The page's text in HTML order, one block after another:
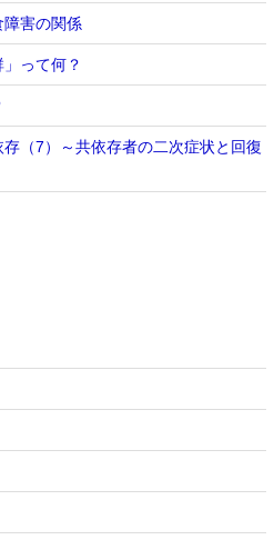
障害の関係
」って何？
（7）～共依存者の二次症状と回復